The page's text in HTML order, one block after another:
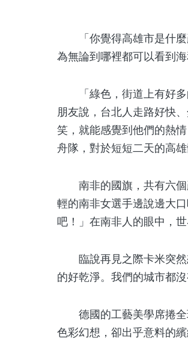
「你覺得高雄市是什麼
為無論到哪裡都可以看到海
「綠色，街道上有好多
朋友說，台北人走路好快
笑，就能感覺到他們的熱
舟隊，對於短短二天的高
南非的國旗，共有六個
輕的南非女選手邊說邊大
吧！」在南非人的眼中，
臨說再見之際卡米突然
的好乾淨。我們的城市都
德國的工藝美學席捲全
色彩幻想，卻出乎意料的繽